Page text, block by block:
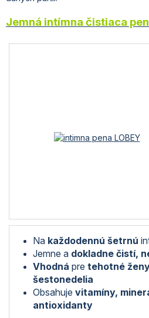
Jemná intímna čistiaca
Na každodennú šetrnú
Jemne a dokladne čistí,
Vhodná pre tehotné
šestonedelia
Obsahuje vitamíny,
antioxidanty